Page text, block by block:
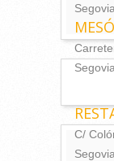
C/